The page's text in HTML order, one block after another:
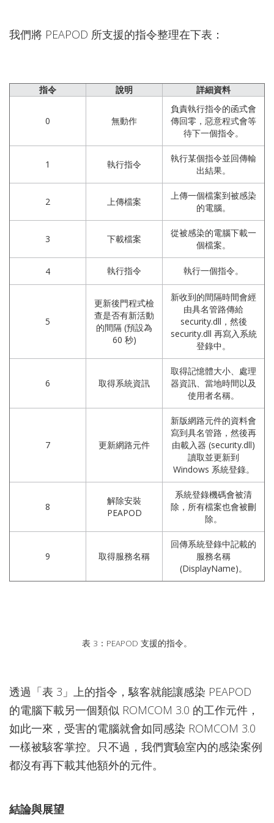
我們將 PEAPOD 所支援的指令整理在下表：
指令 說明 詳細資料
0 無動作
負責執行指令的函式會
傳回零，惡意程式會等
待下一個指令。
1 執行指令
執行某個指令並回傳輸
出結果。
2 上傳檔案
上傳一個檔案到被感染
的電腦。
3 下載檔案
從被感染的電腦下載一
個檔案。
4 執行指令 執行一個指令。
5
更新後門程式檢
查是否有新活動
的間隔 (預設為
60 秒)
新收到的間隔時間會經
由具名管路傳給
security.dll，然後
security.dll 再寫入系統
登錄中。
6 取得系統資訊
取得記憶體大小、處理
器資訊、當地時間以及
使用者名稱。
7 更新網路元件
新版網路元件的資料會
寫到具名管路，然後再
由載入器 (security.dll)
讀取並更新到
Windows 系統登錄。
8
解除安裝
PEAPOD
系統登錄機碼會被清
除，所有檔案也會被刪
除。
9 取得服務名稱
回傳系統登錄中記載的
服務名稱
(DisplayName)。
表 3：PEAPOD 支援的指令。
透過「表 3」上的指令，駭客就能讓感染 PEAPOD
的電腦下載另一個類似 ROMCOM 3.0 的工作元件，
如此一來，受害的電腦就會如同感染 ROMCOM 3.0
一樣被駭客掌控。只不過，我們實驗室內的感染案例
都沒有再下載其他額外的元件。
結論與展望